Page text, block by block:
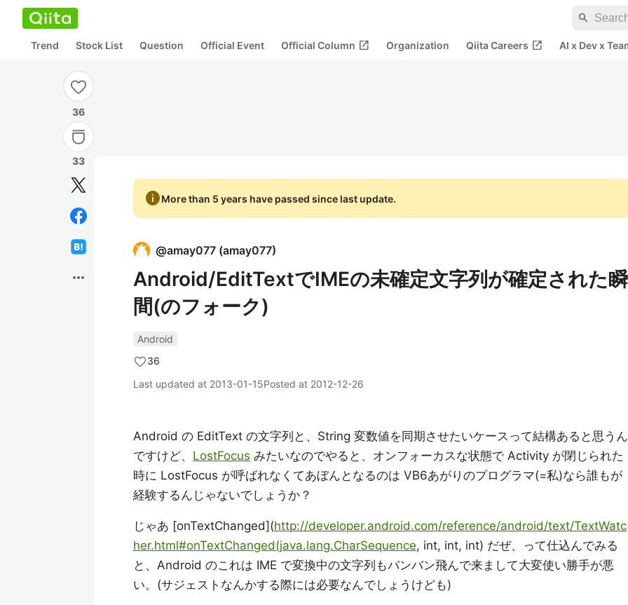
search
Trend Stock List Question Official Event Official Column open_in_new Organization Qiita Careers open_in_new AI x Dev x
36
33
more_horiz
infoMore than 5 years have passed since last update.
@amay077 (amay077)
Android/EditTextでIMEの未確定文字列が確定された瞬
間(のフォーク)
Android
36
Last updated at 2013-01-15Posted at 2012-12-26
Android の EditText の文字列と、String 変数値を同期させたいケースって結構あると思うん
ですけど、 LostFocus みたいなのでやると、オンフォーカスな状態で Activity が閉じられた
時に LostFocus が呼ばれなくてあぼんとなるのは VB6あがりのプログラマ(=私)なら誰もが
経験するんじゃないでしょうか？
じゃあ [onTextChanged](http://developer.android.com/reference/android/text/TextWatc
her.html#onTextChanged(java.lang.CharSequence, int, int, int) だぜ、って仕込んでみる
と、Android のこれは IME で変換中の文字列もバンバン飛んで来まして大変使い勝手が悪
い。(サジェストなんかする際には必要なんでしょうけども)